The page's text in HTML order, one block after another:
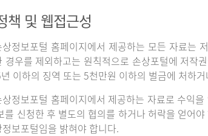
책 및 웹접근성
상정보포털 홈페이지에서 제공하는 모든 자료는
경우를 제외하고는 원칙적으로 손상포털에 저작
이하의 징역 또는 5천만원 이하의 벌금에 처하
상정보포털 홈페이지에서 제공하는 자료로 수익
를 신청한 후 별도의 협의를 하거나 허락을 얻어
보포털임을 밝혀야 합니다.